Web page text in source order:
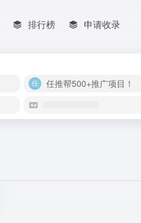
排行榜 申请收录
任推帮500+推广项目！